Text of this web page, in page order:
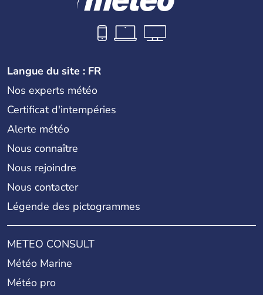
Langue du site : FR
Nos experts météo
Certificat d'intempéries
Alerte météo
Nous connaître
Nous rejoindre
Nous contacter
Légende des pictogrammes
METEO CONSULT
Météo Marine
Météo pro